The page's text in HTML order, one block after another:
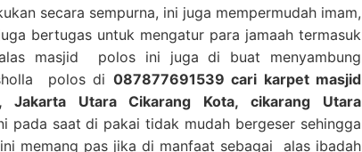
secara sempurna, ini juga mempermudah imam,
bertugas untuk mengatur para jamaah termasuk
masjid polos ini juga di buat menyambung
polos di 087877691539 cari karpet masjid
Jakarta Utara Cikarang Kota, cikarang Utara
saat di pakai tidak mudah bergeser sehingga
memang pas jika di manfaat sebagai alas ibadah